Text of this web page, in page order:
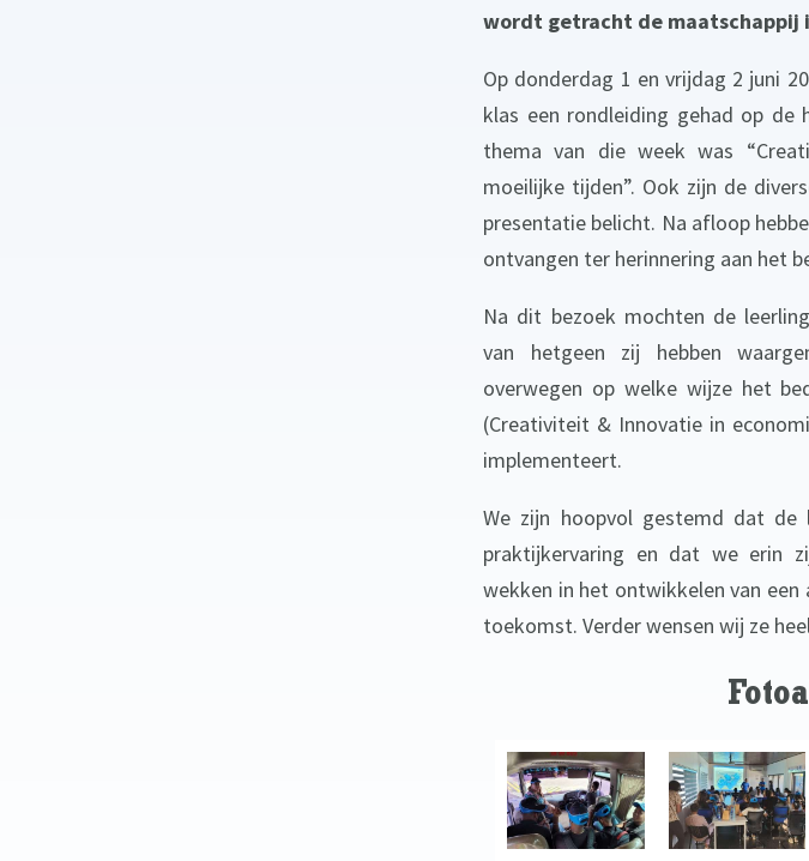
wordt getracht de maatschappij
Op donderdag 1 en vrijdag 2 juni
klas een rondleiding gehad op de
thema van die week was
moeilijke tijden”. Ook zijn de
presentatie belicht. Na afloop
ontvangen ter herinnering aan het
Na dit bezoek mochten de
van hetgeen zij hebben
overwegen op welke wijze het
(Creativiteit & Innovatie in
implementeert.
We zijn hoopvol gestemd dat de
praktijkervaring en dat we erin
wekken in het ontwikkelen van
toekomst. Verder wensen wij ze